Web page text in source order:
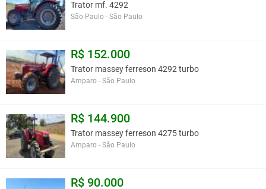
Trator mf. 4292
São Paulo - São Paulo
R$ 152.000
Trator massey ferreson 4292 turbo
Amparo - São Paulo
R$ 144.900
Trator massey ferreson 4275 turbo
Amparo - São Paulo
R$ 90.000